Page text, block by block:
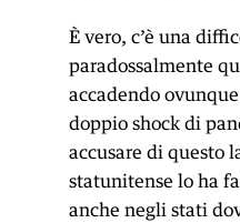
È vero, c’è una
paradossalmente
accadendo
doppio shock di
accusare di questo
statunitense lo ha
anche negli stati